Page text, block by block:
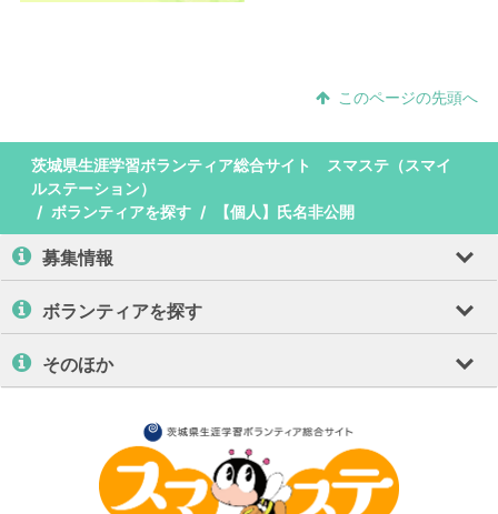
このページの先頭へ
茨城県生涯学習ボランティア総合サイト スマステ（スマイ
ルステーション）
ボランティアを探す
【個人】氏名非公開
募集情報
ボランティアを探す
そのほか